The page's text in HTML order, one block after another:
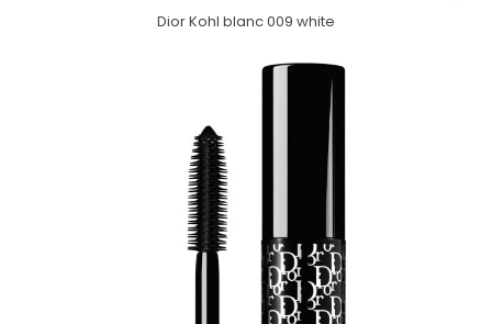
Dior Kohl blanc 009 white